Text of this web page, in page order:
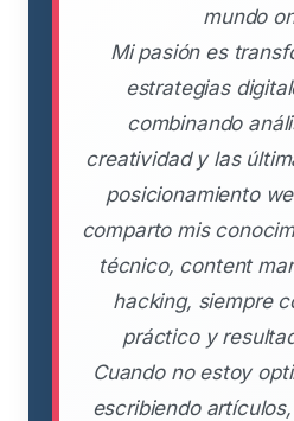
mundo
Mi pasión es
estrategias
combinando
creatividad y las
posicionamiento
comparto mis
técnico, content
hacking, siempre
práctico y
Cuando no estoy
escribiendo